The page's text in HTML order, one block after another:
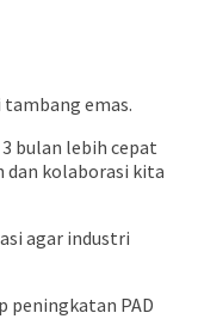
emas.
bulan lebih cepat
dan kolaborasi kita
agar industri
peningkatan PAD